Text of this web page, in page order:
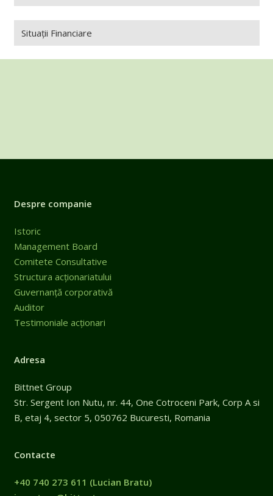
Situații Financiare
Despre companie
Istoric
Management Board
Comitete Consultative
Structura acționariatului
Guvernanță corporativă
Auditor
Testimoniale acționari
Adresa
Bittnet Group
Str. Sergent Ion Nutu, nr. 44, One Cotroceni Park, Corp A si
B, etaj 4, sector 5, 050762 Bucuresti, Romania
Contacte
+40 740 273 611 (Lucian Bratu)